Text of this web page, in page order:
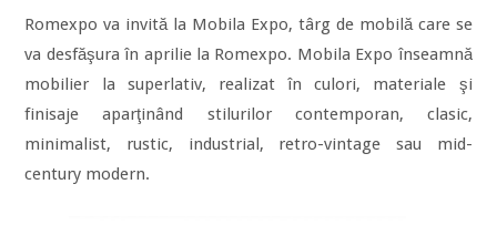
Romexpo va invită la Mobila Expo, târg de mobilă care se
va desfăşura în aprilie la Romexpo. Mobila Expo înseamnă
mobilier la superlativ, realizat în culori, materiale şi
finisaje aparţinând stilurilor contemporan, clasic,
minimalist, rustic, industrial, retro-vintage sau mid-
century modern.